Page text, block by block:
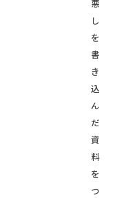
悪
し
を
書
き
込
ん
だ
資
料
を
つ